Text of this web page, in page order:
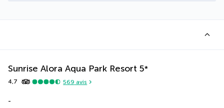
Sunrise Alora Aqua Park Resort 5*
4,7 569 avis
-